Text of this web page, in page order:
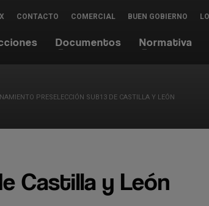
CONTACTO COMERCIAL BUEN GOBIERNO
Documentos Normativa
PRESELECCIÓN SUB13 DE CASTILLA Y LEÓN
Castilla y León